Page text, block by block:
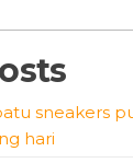
sneakers
hari